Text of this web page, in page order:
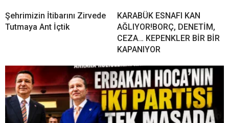
Şehrimizin İtibarını Zirvede
Tutmaya Ant İçtik
KARABÜK ESNAFI KAN
AĞLIYOR!BORÇ, DENETİM,
CEZA… KEPENKLER BİR BİR
KAPANIYOR